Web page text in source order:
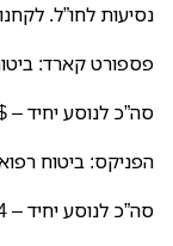
נסיעות לחו”ל.
פספורט קארד:
סה”כ לנוסע יחיד – $
הפניקס: ביטוח רפואי
סה”כ לנוסע יחיד – $22.4